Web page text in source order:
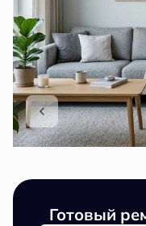
Готовый